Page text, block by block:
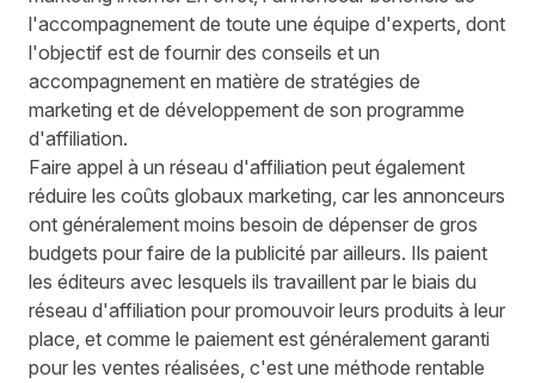
l'accompagnement de toute une équipe d'experts, dont
l'objectif est de fournir des conseils et un
accompagnement en matière de stratégies de
marketing et de développement de son programme
d'affiliation.
Faire appel à un réseau d'affiliation peut également
réduire les coûts globaux marketing, car les annonceurs
ont généralement moins besoin de dépenser de gros
budgets pour faire de la publicité par ailleurs. Ils paient
les éditeurs avec lesquels ils travaillent par le biais du
réseau d'affiliation pour promouvoir leurs produits à leur
place, et comme le paiement est généralement garanti
pour les ventes réalisées, c'est une méthode rentable